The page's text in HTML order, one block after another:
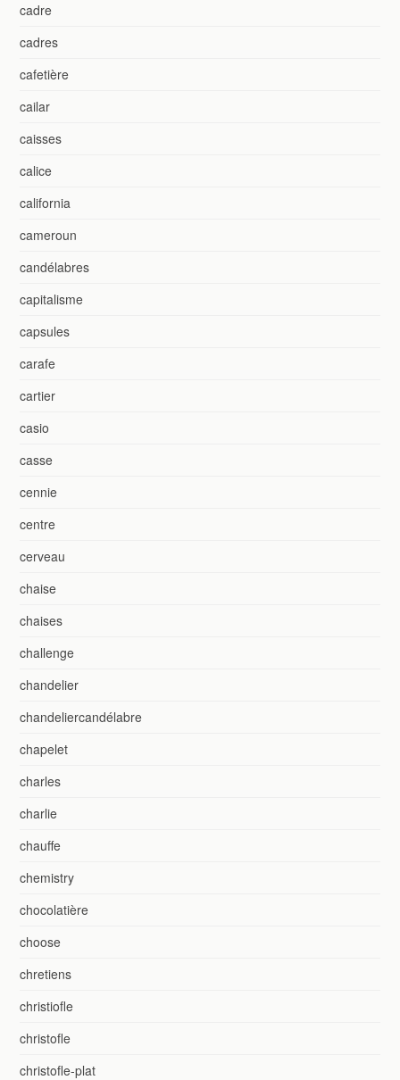
cadre
cadres
cafetière
cailar
caisses
calice
california
cameroun
candélabres
capitalisme
capsules
carafe
cartier
casio
casse
cennie
centre
cerveau
chaise
chaises
challenge
chandelier
chandeliercandélabre
chapelet
charles
charlie
chauffe
chemistry
chocolatière
choose
chretiens
christiofle
christofle
christofle-plat